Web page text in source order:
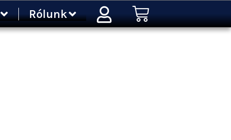
Rólunk Kosár